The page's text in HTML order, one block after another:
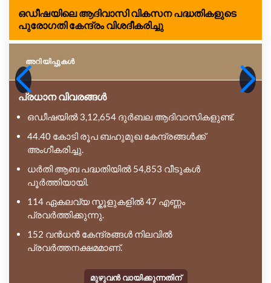
ഒഡീഷയിലെ ആദിവാസി വികസന പദ്ധതികളുടെ
പുരോഗതി കേന്ദ്രം വിശദീകരിച്ചു
അറിയിപ്പുകള്‍
പ്രധാന വിവരങ്ങൾ
ഒഡീഷയിൽ 3,12,654 ദുർബല ആദിവാസികളുണ്ട്.
44.40 കോടി രൂപ ബഹുമുഖ കേന്ദ്രങ്ങൾക്ക്
അംഗീകരിച്ചു.
ധർതി ആബ പദ്ധതിയിൽ 54,853 വീടുകൾ
പൂർത്തിയായി.
114 ഏകലവ്യ സ്കൂളുകളിൽ 47 എണ്ണം
പ്രവർത്തിക്കുന്നു.
152 വൻധൻ കേന്ദ്രങ്ങൾ നിലവിൽ
പ്രവർത്തനക്ഷമമാണ്.
മുഴുവൻ വായിക്കുന്നതിന്